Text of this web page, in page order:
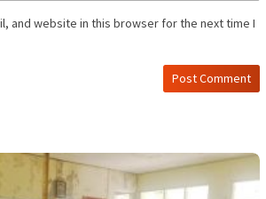
and website in this browser for the next time I